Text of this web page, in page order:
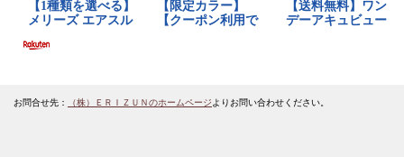
お問合せ先： （株）ＥＲＩＺＵＮのホームページよりお問い合わせください。